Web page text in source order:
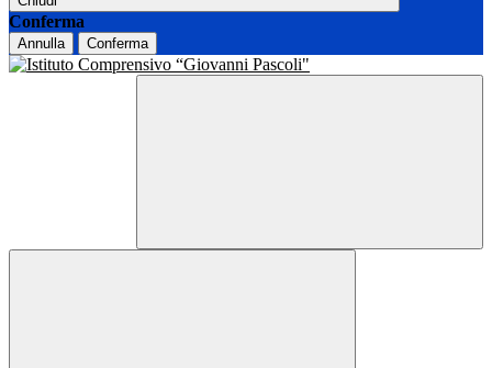
Conferma
Annulla Conferma